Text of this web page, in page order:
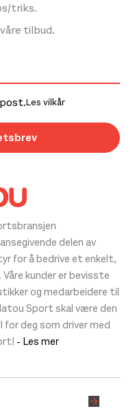
delen av
for å bedrive et enkelt,
kunder er bevisste
og medarbeidere til
Sport skal være den
for deg som driver med
- Les mer
triks.
tilbud.
Les vilkår